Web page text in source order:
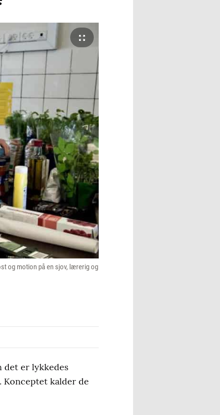
og motion på en sjov, lærerig og
det er lykkedes
Konceptet kalder de